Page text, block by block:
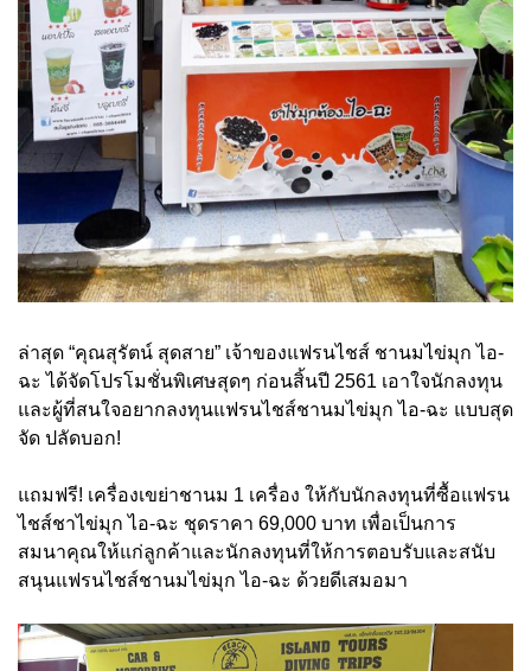
ล่าสุด “คุณสุรัตน์ สุดสาย” เจ้าของแฟรนไชส์ ชานมไข่มุก ไอ-
ฉะ ได้จัดโปรโมชั่นพิเศษสุดๆ ก่อนสิ้นปี 2561 เอาใจนักลงทุน
และผู้ที่สนใจอยากลงทุนแฟรนไชส์ชานมไข่มุก ไอ-ฉะ แบบสุด
จัด ปลัดบอก!
แถมฟรี! เครื่องเขย่าชานม 1 เครื่อง ให้กับนักลงทุนที่ซื้อแฟรน
ไชส์ชาไข่มุก ไอ-ฉะ ชุดราคา 69,000 บาท เพื่อเป็นการ
สมนาคุณให้แก่ลูกค้าและนักลงทุนที่ให้การตอบรับและสนับ
สนุนแฟรนไชส์ชานมไข่มุก ไอ-ฉะ ด้วยดีเสมอมา